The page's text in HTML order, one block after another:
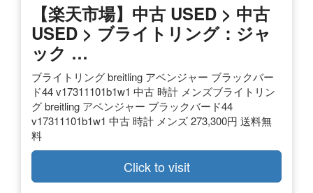
【楽天市場】中古 USED > 中古
USED > ブライトリング：ジャ
ック …
ブライトリング breitling アベンジャー ブラックバー
ド44 v17311101b1w1 中古 時計 メンズブライトリン
グ breitling アベンジャー ブラックバード44
v17311101b1w1 中古 時計 メンズ 273,300円 送料無
料
Click to visit